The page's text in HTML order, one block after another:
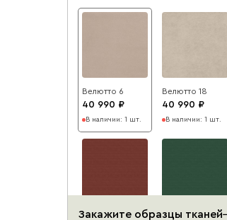
Велютто 6
40 990
В наличии: 1 шт.
Велютто 18
40 990
В наличии: 1 шт.
Закажите образцы тканей